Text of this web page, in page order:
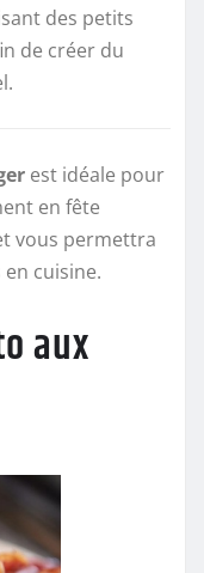
des petits
de créer du
est idéale pour
en fête
vous permettra
cuisine.
aux